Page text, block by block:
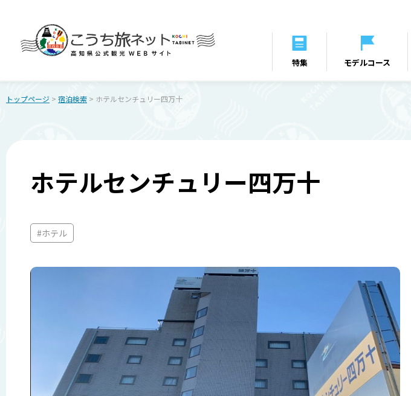
特集 モデルコース
トップページ > 宿泊検索 > ホテルセンチュリー四万十
ホテルセンチュリー四万十
#ホテル